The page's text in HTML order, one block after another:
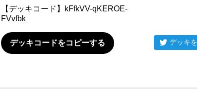
【デッキコード】
kFfkVV-qKEROE-
FVvfbk
デッキコードをコピーする デッキ